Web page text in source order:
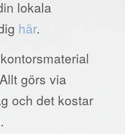
lokala
här.
görs via
och det kostar